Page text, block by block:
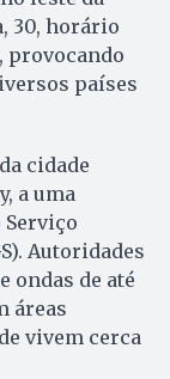
30, horário
provocando
países
cidade
a uma
Serviço
Autoridades
ondas de até
áreas
vivem cerca